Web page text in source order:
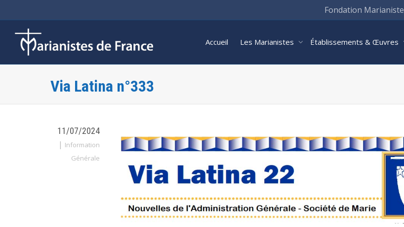
Fondation Marianiste
Accueil Les Marianistes Établissements & Œuvres
Via Latina n°333
11/07/2024
| Information
Générale